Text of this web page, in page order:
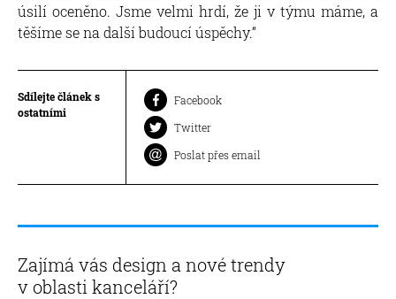
úsilí oceněno. Jsme velmi hrdí, že ji v týmu máme, a
těšíme se na další budoucí úspěchy.“
Sdílejte článek s
ostatními
Facebook
Twitter
Poslat přes email
Zajímá vás design a nové trendy
v oblasti kanceláří?